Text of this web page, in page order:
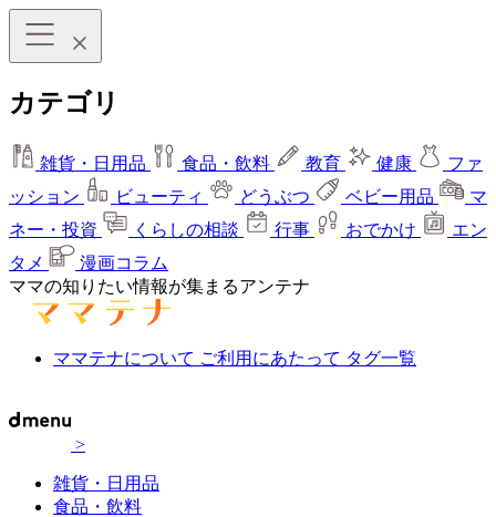
カテゴリ
雑貨・日用品 食品・飲料 教育 健康
ファ
ッション
ビューティ どうぶつ ベビー用品
マ
ネー・投資
くらしの相談 行事 おでかけ
エン
タメ
漫画コラム
ママの知りたい情報が集まるアンテナ
ママテナについて ご利用にあたって タグ一覧
>
雑貨・日用品
食品・飲料